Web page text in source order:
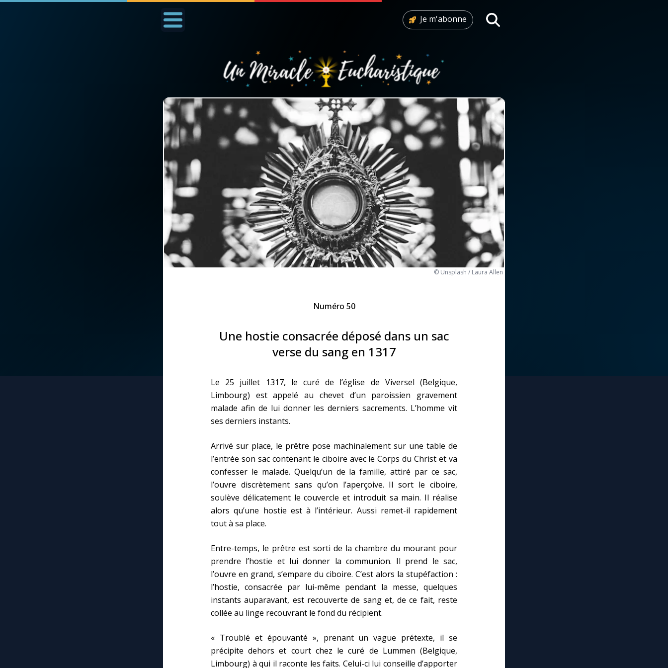
Nous soutenir À propos Facebook Infos légales
Prier au quotidien
Avec Thérèse de Lisieux
L'Évangile chaque jour
Les premiers samedis
du mois
Marie qui défait les
nœuds
◼︎
À la une
1000 Raisons de Croire
Chapelet pour le monde
Contact
Faire un don
Marie de Nazareth
Je m'abonne
© Unsplash / Laura Allen
Numéro 50
Une hostie consacrée déposé dans un sac
verse du sang en 1317
Le 25 juillet 1317, le curé de l’église de Viversel (Belgique,
Limbourg) est appelé au chevet d’un paroissien gravement
malade afin de lui donner les derniers sacrements. L’homme vit
ses derniers instants.
Arrivé sur place, le prêtre pose machinalement sur une table de
l’entrée son sac contenant le ciboire avec le Corps du Christ et va
confesser le malade. Quelqu’un de la famille, attiré par ce sac,
l’ouvre discrètement sans qu’on l’aperçoive. Il sort le ciboire,
soulève délicatement le couvercle et introduit sa main. Il réalise
alors qu’une hostie est à l’intérieur. Aussi remet-il rapidement
tout à sa place.
Entre-temps, le prêtre est sorti de la chambre du mourant pour
prendre l’hostie et lui donner la communion. Il prend le sac,
l’ouvre en grand, s’empare du ciboire. C’est alors la stupéfaction :
l’hostie, consacrée par lui-même pendant la messe, quelques
instants auparavant, est recouverte de sang et, de ce fait, reste
collée au linge recouvrant le fond du récipient.
« Troublé et épouvanté », prenant un vague prétexte, il se
précipite dehors et court chez le curé de Lummen (Belgique,
Limbourg) à qui il raconte les faits. Celui-ci lui conseille d’apporter